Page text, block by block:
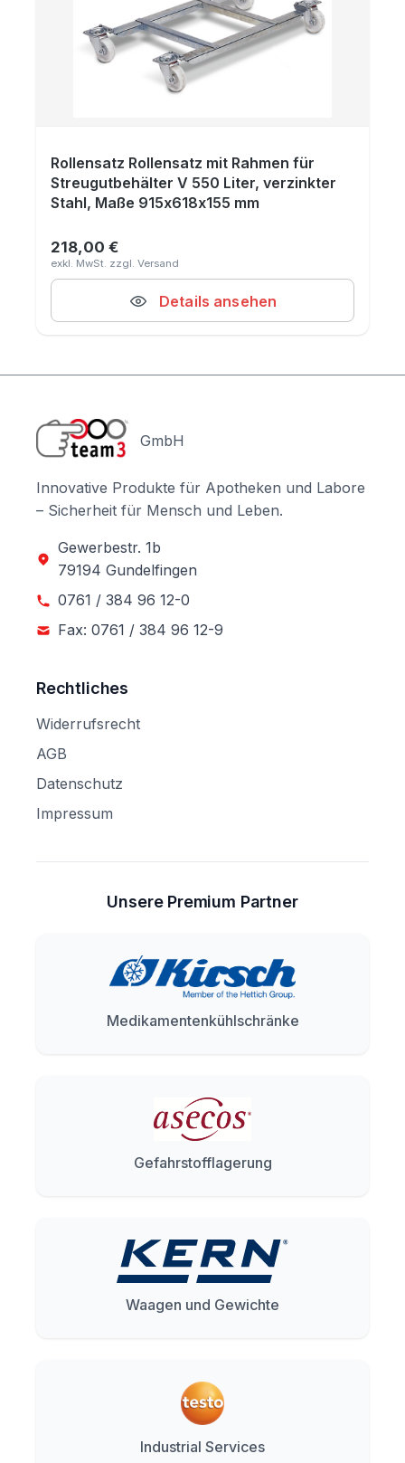
Rollensatz Rollensatz mit Rahmen für
Streugutbehälter V 550 Liter, verzinkter
Stahl, Maße 915x618x155 mm
Regulärer Preis:
218,00 €
Details ansehen
GmbH
Innovative Produkte für Apotheken und Labore
– Sicherheit für Mensch und Leben.
Gewerbestr. 1b
79194 Gundelfingen
0761 / 384 96 12-0
Fax: 0761 / 384 96 12-9
Rechtliches
Widerrufsrecht
AGB
Datenschutz
Impressum
Unsere Premium Partner
Medikamentenkühlschränke
Gefahrstofflagerung
Waagen und Gewichte
Industrial Services